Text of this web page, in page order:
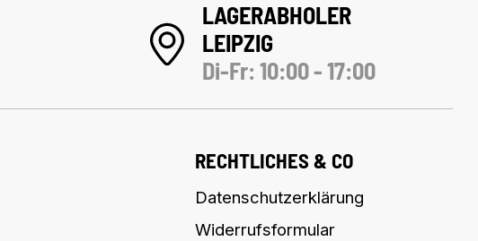
LAGERABHOLER
LEIPZIG
Di-Fr: 10:00 - 17:00
RECHTLICHES & CO
Datenschutzerklärung
Widerrufsformular